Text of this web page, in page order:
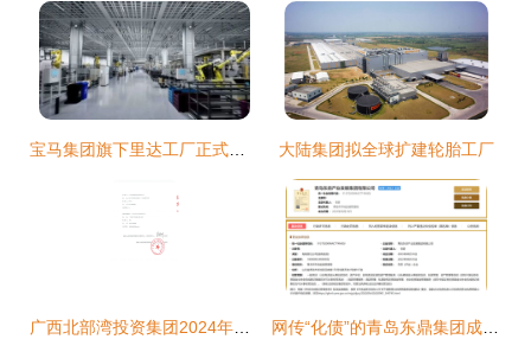
宝马集团旗下里达工厂正式开业 总投资达150亿 大陆集团拟全球扩建轮胎工厂
广西北部湾投资集团2024年注册发行公司债券项目选聘主承销商(中标公告) 网传“化债”的青岛东鼎集团成立了:注册资本100亿 从事投资活动